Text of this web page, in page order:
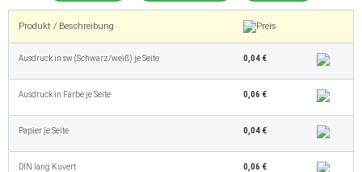
Produkt / Beschreibung
Ausdruck in sw (Schwarz/weiß) je Seite 0,04 €
Ausdruck in Farbe je Seite 0,06 €
Papier je Seite 0,04 €
DIN lang Kuvert 0,06 €